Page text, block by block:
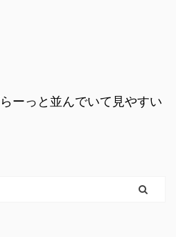
ーっと並んでいて見やすい